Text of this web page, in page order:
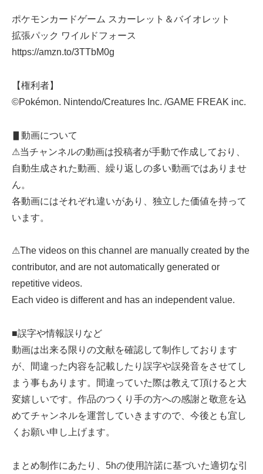
ポケモンカードゲーム スカーレット＆バイオレット
拡張パック ワイルドフォース
https://amzn.to/3TTbM0g
【権利者】
©Pokémon. Nintendo/Creatures Inc. /GAME FREAK inc.
▋動画について
⚠当チャンネルの動画は投稿者が手動で作成しており、
自動生成された動画、繰り返しの多い動画ではありませ
ん。
各動画にはそれぞれ違いがあり、独立した価値を持って
います。
⚠The videos on this channel are manually created by the
contributor, and are not automatically generated or
repetitive videos.
Each video is different and has an independent value.
■誤字や情報誤りなど
動画は出来る限りの文献を確認して制作しております
が、間違った内容を記載したり誤字や誤発音をさせてし
まう事もあります。間違っていた際は教えて頂けると大
変嬉しいです。作品のつくり手の方への感謝と敬意を込
めてチャンネルを運営していきますので、今後とも宜し
くお願い申し上げます。
まとめ制作にあたり、5hの使用許諾に基づいた適切な引